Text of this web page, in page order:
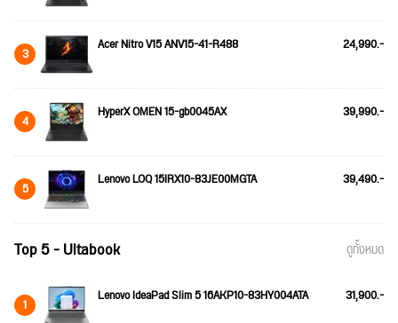
3 Acer Nitro V15 ANV15-41-R488 24,990.-
4 HyperX OMEN 15-gb0045AX 39,990.-
5 Lenovo LOQ 15IRX10-83JE00MGTA 39,490.-
Top 5 - Ultabook ดูทั้งหมด
1 Lenovo IdeaPad Slim 5 16AKP10-83HY004ATA 31,900.-